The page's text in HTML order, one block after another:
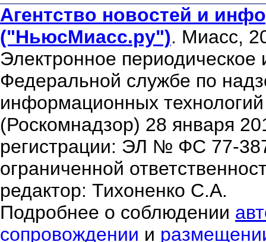
Агентство новостей и
("НьюсМиасс.ру"). Миасс,
Электронное периодическое
Федеральной службе по
информационных
(Роскомнадзор) 28 января
регистрации: ЭЛ № ФС 77-
ограниченной
редактор: Тихоненко С.А.
Подробнее о соблюдении
сопровождении и